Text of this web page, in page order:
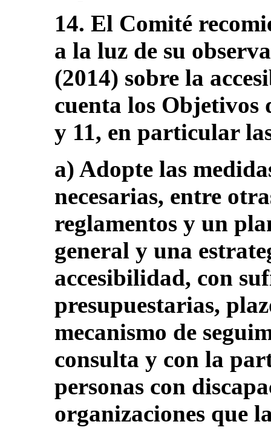
14. El Comité
a la luz de su
(2014) sobre la
cuenta los Objetivos
y 11, en particular
a) Adopte las
necesarias, entre
reglamentos y un
general y una
accesibilidad, con
presupuestarias,
mecanismo de
consulta y con la
personas con
organizaciones que